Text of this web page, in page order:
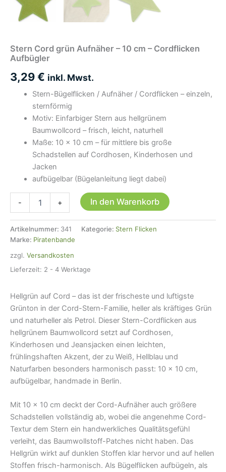
Stern Cord grün Aufnäher – 10 cm – Cordflicken
Aufbügler
3,29€ inkl. Mwst.
Stern-Bügelflicken / Aufnäher / Cordflicken – einzeln,
sternförmig
Motiv: Einfarbiger Stern aus hellgrünem
Baumwollcord – frisch, leicht, naturhell
Maße: 10 × 10 cm – für mittlere bis große
Schadstellen auf Cordhosen, Kinderhosen und
Jacken
aufbügelbar (Bügelanleitung liegt dabei)
-
Aufnäher
-
cm
-
Menge
+ In den Warenkorb
Artikelnummer: 341 Kategorie: Stern Flicken
Marke: Piratenbande
zzgl. Versandkosten
Lieferzeit: 2 - 4 Werktage
Hellgrün auf Cord – das ist der frischeste und luftigste
Grünton in der Cord-Stern-Familie, heller als kräftiges Grün
und naturheller als Petrol. Dieser Stern-Cordflicken aus
hellgrünem Baumwollcord setzt auf Cordhosen,
Kinderhosen und Jeansjacken einen leichten,
frühlingshaften Akzent, der zu Weiß, Hellblau und
Naturfarben besonders harmonisch passt: 10 × 10 cm,
aufbügelbar, handmade in Berlin.
Mit 10 × 10 cm deckt der Cord-Aufnäher auch größere
Schadstellen vollständig ab, wobei die angenehme Cord-
Textur dem Stern ein handwerkliches Qualitätsgefühl
verleiht, das Baumwollstoff-Patches nicht haben. Das
Hellgrün wirkt auf dunklen Stoffen klar hervor und auf hellen
Stoffen frisch-harmonisch. Als Bügelflicken aufbügeln, als